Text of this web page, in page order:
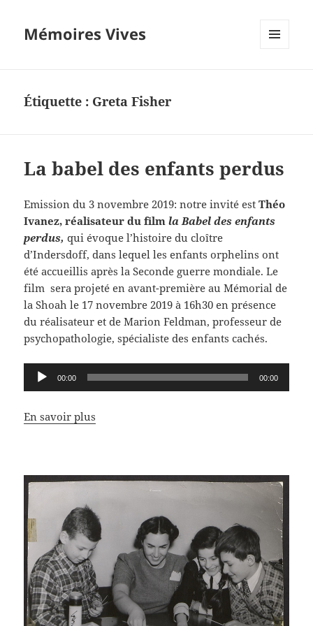
Mémoires Vives
Étiquette : Greta Fisher
La babel des enfants perdus
Emission du 3 novembre 2019: notre invité estThéo
Ivanez, réalisateur du filmla Babel des enfants
perdus, qui évoque l’histoire du cloître
d’Indersdoff, dans lequel les enfants orphelins ont
été accueillis après la Seconde guerre mondiale. Le
film sera projeté en avant-première au Mémorial de
la Shoah le 17 novembre 2019 à 16h30 en présence
du réalisateur et de Marion Feldman, professeur de
psychopathologie, spécialiste des enfants cachés.
Lecteur
audio
00:00 00:00
En savoir plus